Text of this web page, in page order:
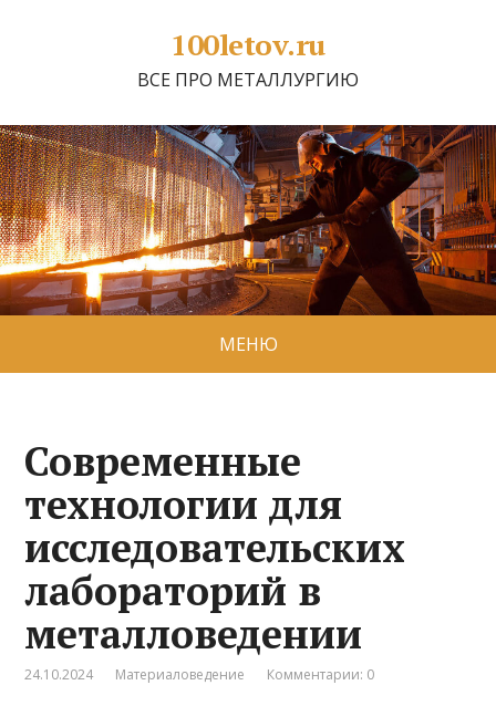
100letov.ru
ВСЕ ПРО МЕТАЛЛУРГИЮ
МЕНЮ
Современные
технологии для
исследовательских
лабораторий в
металловедении
24.10.2024 Материаловедение Комментарии: 0